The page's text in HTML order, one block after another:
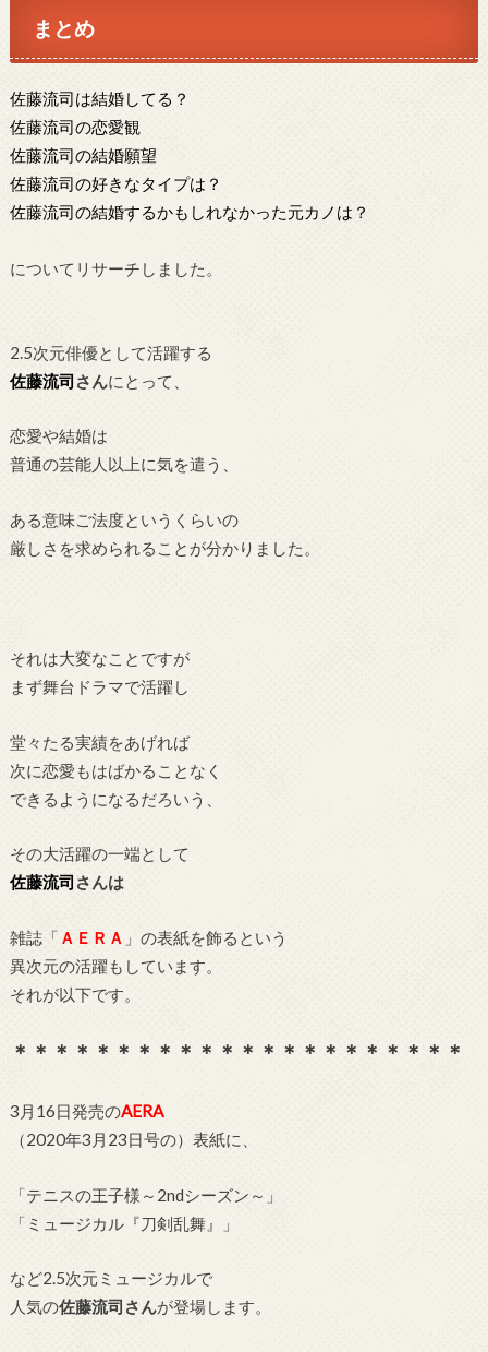
まとめ
佐藤流司は結婚してる？
佐藤流司の恋愛観
佐藤流司の結婚願望
佐藤流司の好きなタイプは？
佐藤流司の結婚するかもしれなかった元カノは？
についてリサーチしました。
2.5次元俳優として活躍する
佐藤流司 さんにとって、
恋愛や結婚は
普通の芸能人以上に気を遣う、
ある意味ご法度というくらいの
厳しさを求められることが分かりました。
それは大変なことですが
まず舞台ドラマで活躍し
堂々たる実績をあげれば
次に恋愛もはばかることなく
できるようになるだろいう、
その大活躍の一端として
佐藤流司 さんは
雑誌「 ＡＥＲＡ 」の表紙を飾るという
異次元の活躍もしています。
それが以下です。
＊＊＊＊＊＊＊＊＊＊＊＊＊＊＊＊＊＊＊＊＊＊
3月16日発売のAERA
（2020年3月23日号の）表紙に、
「テニスの王子様～2ndシーズン～」
「ミュージカル『刀剣乱舞』」
など2.5次元ミュージカルで
人気の佐藤流司さんが登場します。